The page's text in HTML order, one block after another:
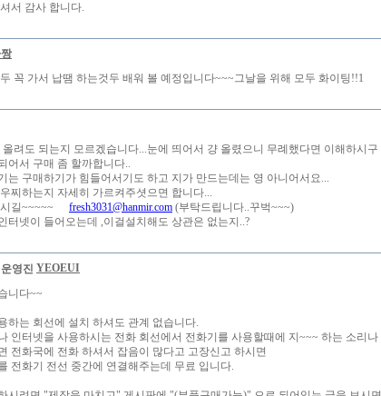
서 감사 합니다.
꼭 가서 납땜 하는것두 배워 볼 예정입니다~~~그날을 위해 모두 화이팅!!1
올려도 되는지 모르겠습니다...눈에 띄어서 걍 올렸으니 무례했다면 이해하시구
어서 구매 좀 할까합니다..
는 구매하기가 힘들어서기도 하고 지가 만드는데는 영 아니어서요...
찌하는지 자세히 가르켜주셧으면 합니다...
길~~~~~
fresh3031@hanmir.com (부탁드립니다..꾸벅~~~)
터넷이 들어오는데 ,이걸설치해도 상관은 없는지..?
YEOEUI
니다~~
하는 회선에 설치 하셔도 관계 없습니다.
인터넷을 사용하시는 전화 회선에서 전화기를 사용할때에 지~~~ 하는 소리나
전화국에 전화 하셔서 잡음이 많다고 고장신고 하시면
전화기 전선 중간에 연결해주는데 무료 입니다.